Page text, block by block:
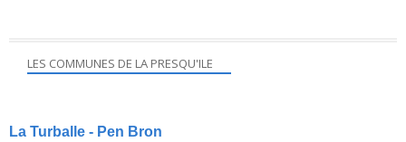
LES COMMUNES DE LA PRESQU'ILE
La Turballe - Pen Bron